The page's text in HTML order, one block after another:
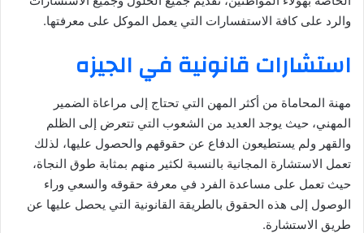
والرد على كافة الاستفسارات التي يعمل الموكل على معرفتها.
استشارات قانونية في الجيزه
مهنة المحاماة من أكثر المهن التي تحتاج إلى مراعاة الضمير
المهني، حيث يوجد العديد من الشعوب التي تتعرض إلى الظلم
والقهر ولم يستطيعون الدفاع عن حقوقهم والحصول عليها، لذلك
تعمل الاستشارة المجانية بالنسبة لكثير منهم بمثابة طوق النجاة،
حيث تعمل على مساعدة الفرد في معرفة حقوقه والسعي وراء
الوصول إلى هذه الحقوق بالطريقة القانونية التي يحصل عليها عن
طريق الاستشارة.